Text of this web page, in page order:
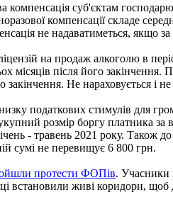
компенсація суб'єктам
компенсації складе
не надаватиметься, якщо
на продаж алкоголю в
місяців після його
закінчення. Не нараховується і
податкових стимулів для
розмір боргу платника
- травень 2021 року. Також
сумі не перевищує 6 800 грн.
протести ФОПів. Учасники
встановили живі коридори,